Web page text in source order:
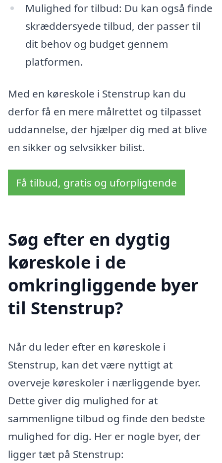
Mulighed for tilbud: Du kan også finde
skræddersyede tilbud, der passer til
dit behov og budget gennem
platformen.
Med en køreskole i Stenstrup kan du
derfor få en mere målrettet og tilpasset
uddannelse, der hjælper dig med at blive
en sikker og selvsikker bilist.
Få tilbud, gratis og uforpligtende
Søg efter en dygtig
køreskole i de
omkringliggende byer
til Stenstrup?
Når du leder efter en køreskole i
Stenstrup, kan det være nyttigt at
overveje køreskoler i nærliggende byer.
Dette giver dig mulighed for at
sammenligne tilbud og finde den bedste
mulighed for dig. Her er nogle byer, der
ligger tæt på Stenstrup: